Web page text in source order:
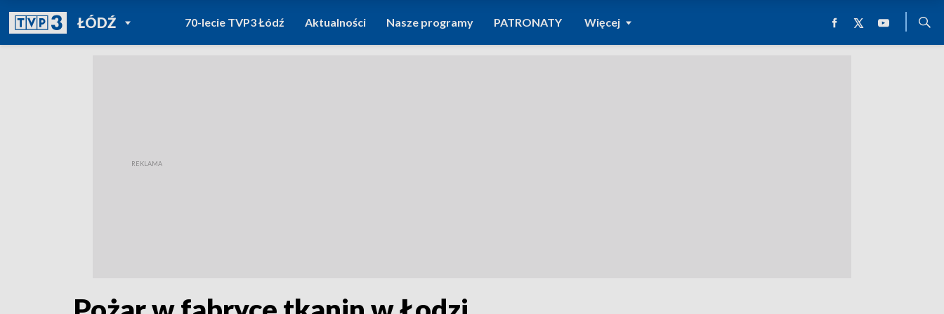
ŁÓDŹPOWRÓT DO
TVP REGIONY
70-lecie TVP3 Łódź Aktualności Nasze programy PATRONATY Więcej